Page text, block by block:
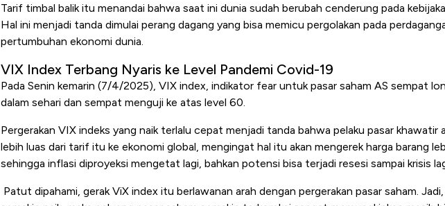
Tarif timbal balik itu menandai bahwa saat ini dunia sudah berubah cenderung pada
Hal ini menjadi tanda dimulai perang dagang yang bisa memicu pergolakan pada
pertumbuhan ekonomi dunia.
VIX Index Terbang Nyaris ke Level Pandemi Covid-19
Pada Senin kemarin (7/4/2025), VIX index, indikator fear untuk pasar saham AS sempat
dalam sehari dan sempat menguji ke atas level 60.
Pergerakan VIX indeks yang naik terlalu cepat menjadi tanda bahwa pelaku pasar khawatir
lebih luas dari tarif itu ke ekonomi global, mengingat hal itu akan mengerek harga barang
sehingga inflasi diproyeksi mengetat lagi, bahkan potensi bisa terjadi resesi sampai krisis
Patut dipahami, gerak ViX index itu berlawanan arah dengan pergerakan pasar saham.